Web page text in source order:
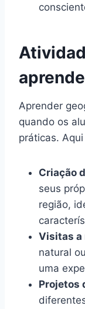
Aprender
quando os
práticas.
Criação
seus
região,
Visitas a
natural
uma
Projetos